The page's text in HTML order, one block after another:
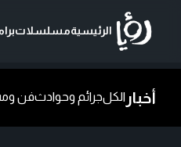
الرئيسيةمسلسلات
أخبار الكلجرائم وحوادثفن